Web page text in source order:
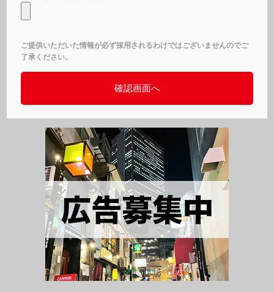
ご提供いただいた情報が必ず採用されるわけではございませんのでご
了承ください。